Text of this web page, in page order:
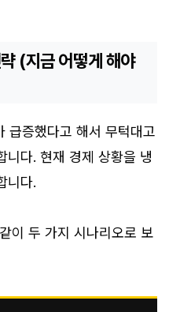
(지금 어떻게 해야
급증했다고 해서 무턱대고
니다. 현재 경제 상황을 냉
니다.
이 두 가지 시나리오로 보